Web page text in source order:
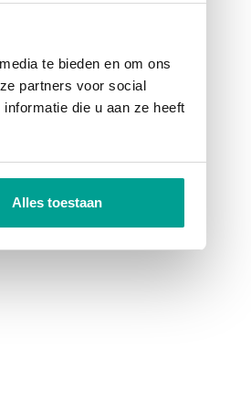
te bieden en om ons
partners voor social
die u aan ze heeft
Alles toestaan